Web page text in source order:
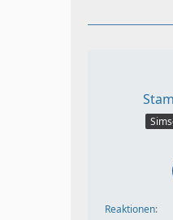
Reaktionen